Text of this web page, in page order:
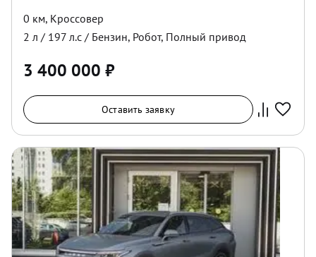
0 км, Кроссовер
2 л / 197 л.с / Бензин, Робот, Полный привод
3 400 000 ₽
Оставить заявку